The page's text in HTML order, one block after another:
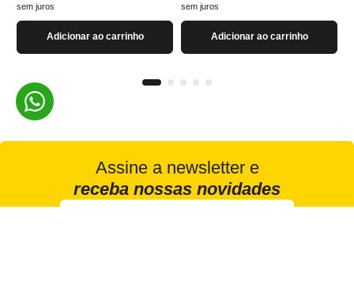
sem juros
Adicionar ao carrinho
sem juros
Adicionar ao carrinho
Assine a newsletter e
receba nossas novidades